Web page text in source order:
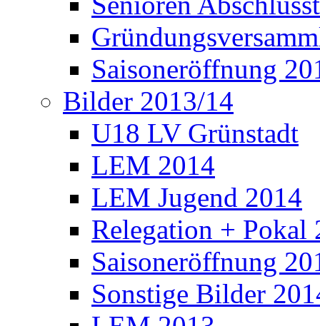
Saisoneröffnung
Bilder 2013/14
U18 LV Grünstadt
LEM 2014
LEM Jugend 2014
Relegation + Pokal
Saisoneröffnung
Sonstige Bilder